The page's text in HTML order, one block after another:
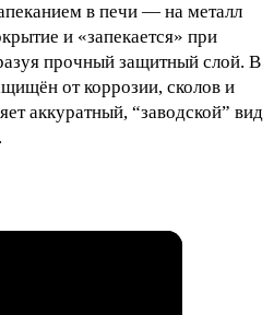
в печи — на металл
и «запекается» при
прочный защитный слой. В
от коррозии, сколов и
аккуратный, “заводской” вид